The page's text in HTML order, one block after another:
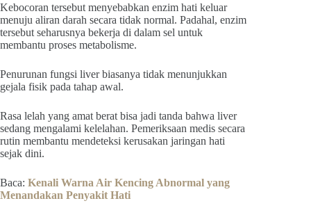
Kebocoran tersebut menyebabkan enzim hati keluar
menuju aliran darah secara tidak normal. Padahal, enzim
tersebut seharusnya bekerja di dalam sel untuk
membantu proses metabolisme.
Penurunan fungsi liver biasanya tidak menunjukkan
gejala fisik pada tahap awal.
Rasa lelah yang amat berat bisa jadi tanda bahwa liver
sedang mengalami kelelahan. Pemeriksaan medis secara
rutin membantu mendeteksi kerusakan jaringan hati
sejak dini.
Baca: Kenali Warna Air Kencing Abnormal yang
Menandakan Penyakit Hati